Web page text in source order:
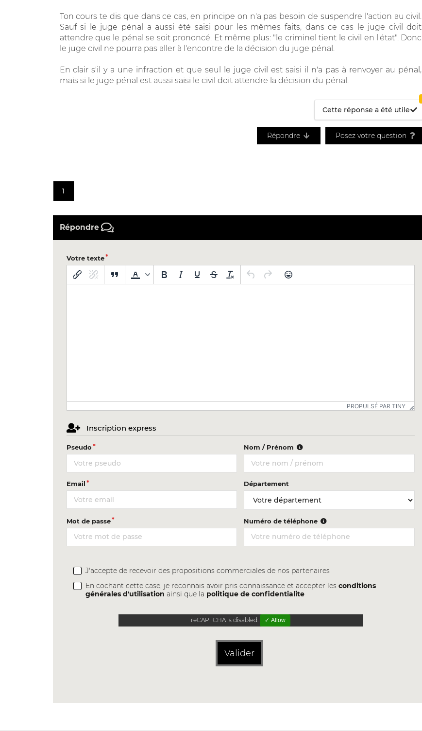
Ton cours te dis que dans ce cas, en principe on n'a pas besoin de suspendre l'action au civil.
Sauf si le juge pénal a aussi été saisi pour les mêmes faits, dans ce cas le juge civil doit
attendre que le pénal se soit prononcé. Et même plus: "le criminel tient le civil en l'état". Donc
le juge civil ne pourra pas aller à l'encontre de la décision du juge pénal.
En clair s'il y a une infraction et que seul le juge civil est saisi il n'a pas à renvoyer au pénal,
mais si le juge pénal est aussi saisi le civil doit attendre la décision du pénal.
Cette réponse a été utile
Répondre Posez votre question
1
Répondre
Votre texte
PROPULSÉ PAR TINY
Inscription express
Pseudo Nom / Prénom
Email Département
Mot de passe Numéro de téléphone
J'accepte de recevoir des propositions commerciales de nos partenaires
En cochant cette case, je reconnais avoir pris connaissance et accepter lesconditions
générales d'utilisation ainsi que la politique de confidentialite
reCAPTCHA is disabled. ✓ Allow
Valider